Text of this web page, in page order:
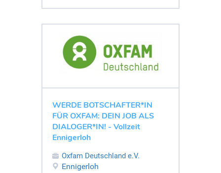
WERDE BOTSCHAFTER*IN
FÜR OXFAM: DEIN JOB ALS
DIALOGER*IN! - Vollzeit
Ennigerloh
Oxfam Deutschland e.V.
Ennigerloh